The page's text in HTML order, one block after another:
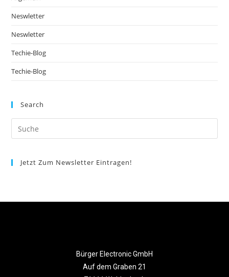
Neswletter
Neswletter
Techie-Blog
Techie-Blog
Search
Jetzt Zum Newsletter Eintragen!
Bürger Electronic GmbH
Auf dem Graben 21